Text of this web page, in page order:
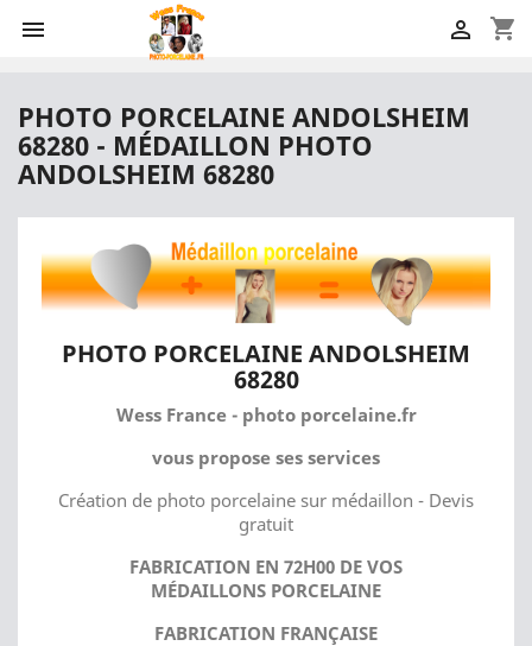
 shopping_cart

PHOTO PORCELAINE ANDOLSHEIM
68280 - MÉDAILLON PHOTO
ANDOLSHEIM 68280
PHOTO PORCELAINE ANDOLSHEIM
68280
Wess France - photo porcelaine.fr
vous propose ses services
Création de photo porcelaine sur médaillon - Devis
gratuit
FABRICATION EN 72H00 DE VOS
MÉDAILLONS PORCELAINE
FABRICATION FRANÇAISE